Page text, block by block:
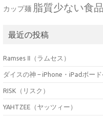
カップ麺 脂質少ない食品
最近の投稿
Ramses II（ラムセス）
ダイスの神 – iPhone・iPadボー
RISK（リスク）
YAHTZEE（ヤッツィー）